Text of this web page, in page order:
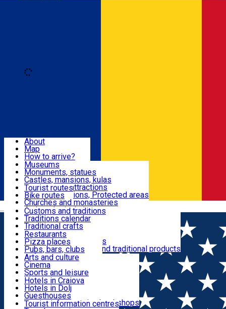
Română
Attractions
Routes
Customs, Traditions
Food & Drinks
Leisure & Fun
Accommodation
Useful
About
Map
How to arrive?
Recommendations
Tourist attractions
News
Museums
Monuments, statues
Castles, mansions, kulas
Architectural attractions
Natural attractions, Protected areas
Churches and monasteries
Archaeological sites
Parks and gardens
Tourist routes
Bike routes
Customs and traditions
Traditions calendar
Traditional crafts
Traditional cuisine
Wineries and vineyards
Local manufacturers and traditional products
Restaurants
Pizza places
Pubs, bars, clubs
Cafes and teahouses
Sweets and ice cream
Fast-food
Arts and culture
Cinema
Sports and leisure
Horse riding
Swimming pools
Zoo
Shopping, souvenirs, bookshops
Hotels in Craiova
Hotels in Dolj
Guesthouses
Villas
Tourist information centres